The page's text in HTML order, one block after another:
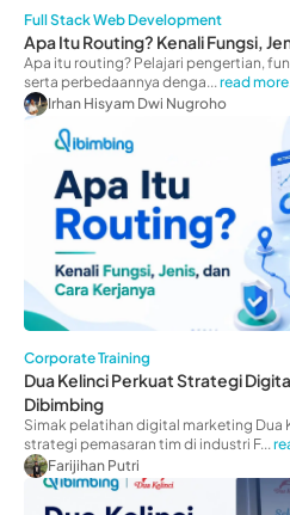
Full Stack Web Development
Apa Itu Routing? Kenali Fungsi,
Apa itu routing? Pelajari pengertian,
serta perbedaannya denga... read
Irhan Hisyam Dwi Nugroho
Corporate Training
Dua Kelinci Perkuat Strategi
Dibimbing
Simak pelatihan digital marketing Dua
strategi pemasaran tim di industri F...
Farijihan Putri